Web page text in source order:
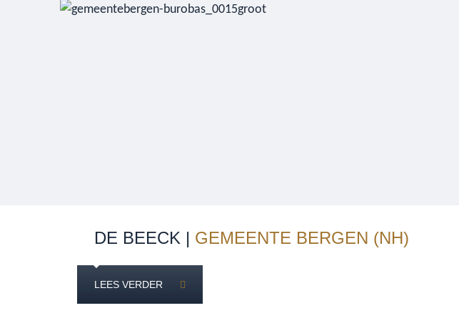
DE BEECK | GEMEENTE BERGEN (NH)
LEES VERDER